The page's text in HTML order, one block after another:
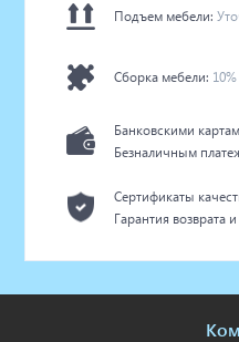
Подъем мебели:
Сборка мебели:
Банковскими
Безналичным
Сертификаты
Гарантия возврата